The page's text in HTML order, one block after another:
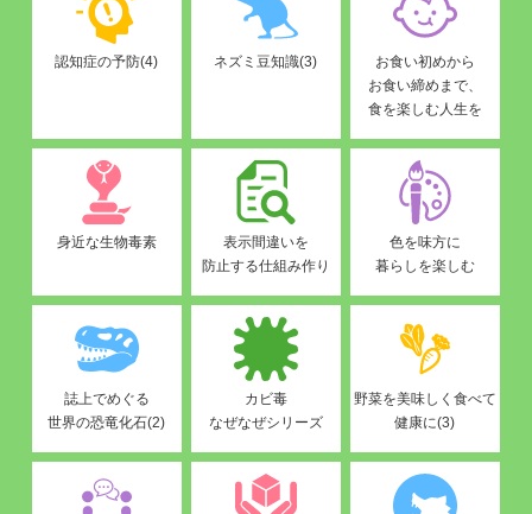
認知症の予防(4) ネズミ豆知識(3)
お食い初めから
お食い締めまで、
食を楽しむ人生を
身近な生物毒素
表示間違いを
防止する仕組み作り
色を味方に
暮らしを楽しむ
誌上でめぐる
世界の恐竜化石(2)
カビ毒
なぜなぜシリーズ
野菜を美味しく食べて
健康に(3)